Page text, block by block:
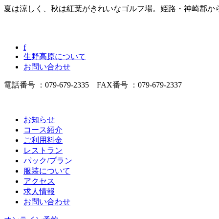
夏は涼しく、秋は紅葉がきれいなゴルフ場。姫路・神崎郡か
f
生野高原について
お問い合わせ
電話番号 ：079-679-2335 FAX番号 ：079-679-2337
お知らせ
コース紹介
ご利用料金
レストラン
パック/プラン
服装について
アクセス
求人情報
お問い合わせ